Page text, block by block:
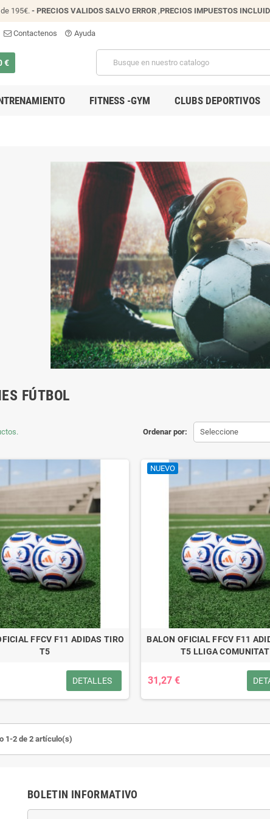
195€. - PRECIOS VALIDOS SALVO ERROR ,PRECIOS IMPUESTOS
Contactenos help_outline Ayuda
€
FITNESS -GYM CLUBS DEPORTIVOS
FÚTBOL
Ordenar por: Seleccione
FFCV F11 ADIDAS TIRO
T5
DETALLES
NUEVO
BALON OFICIAL FFCV F11
T5 LLIGA COMUNITAT
31,27 €
1-2 de 2 artículo(s)
BOLETIN INFORMATIVO